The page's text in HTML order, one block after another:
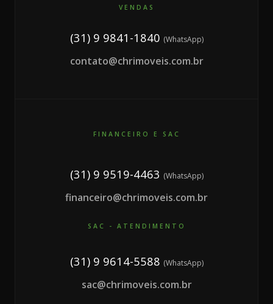
VENDAS
(31) 9 9841-1840 (WhatsApp)
contato@chrimoveis.com.br
FINANCEIRO E SAC
(31) 9 9519-4463 (WhatsApp)
financeiro@chrimoveis.com.br
SAC - ATENDIMENTO
(31) 9 9614-5588 (WhatsApp)
sac@chrimoveis.com.br